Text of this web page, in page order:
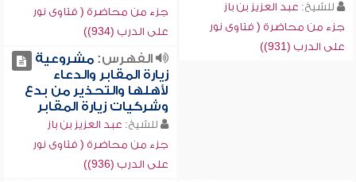
للشيخ: عبد العزيز بن باز
جزء من محاضرة ( فتاوى نور
على الدرب (931))
جزء من محاضرة ( فتاوى نور
على الدرب (934))
الفهرس:مشروعية
زيارة المقابر والدعاء
لأهلها والتحذير من بدع
وشركيات زيارة المقابر
للشيخ: عبد العزيز بن باز
جزء من محاضرة ( فتاوى نور
على الدرب (936))